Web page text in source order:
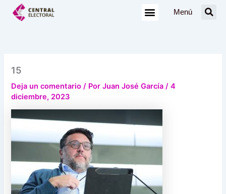
Menú
15
Deja un comentario / PorJuan José García/4
diciembre, 2023